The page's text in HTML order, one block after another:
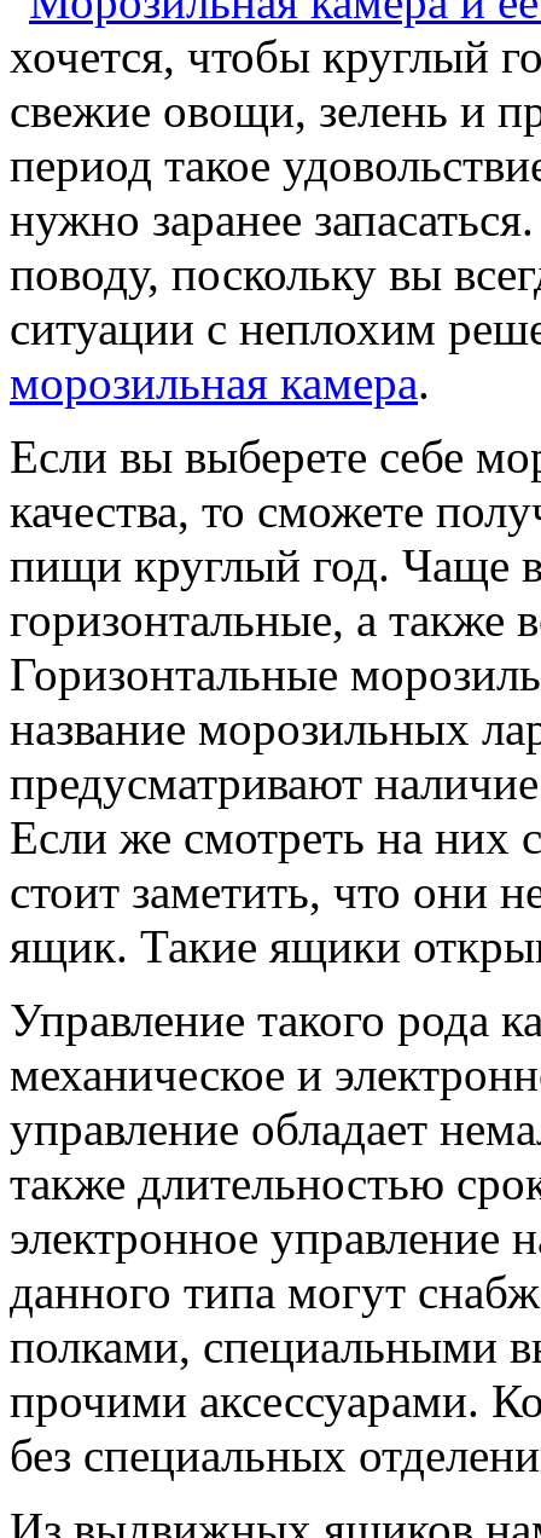
хочется, чтобы круглый
свежие овощи, зелень и
период такое
нужно заранее
поводу, поскольку вы
ситуации с неплохим
морозильная камера.
Если вы выберете себе
качества, то сможете
пищи круглый год. Чаще
горизонтальные, а также
Горизонтальные
название морозильных
предусматривают
Если же смотреть на них
стоит заметить, что они
ящик. Такие ящики
Управление такого рода
механическое и
управление обладает
также длительностью
электронное управление
данного типа могут
полками, специальными
прочими аксессуарами.
без специальных